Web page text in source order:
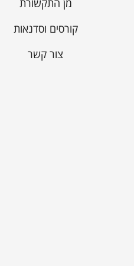
קורסים וסדנאות
צור קשר